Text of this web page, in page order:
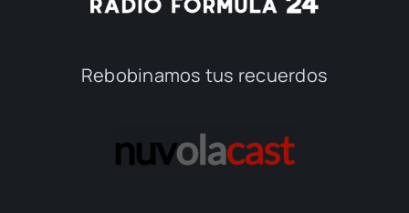
Rebobinamos tus recuerdos